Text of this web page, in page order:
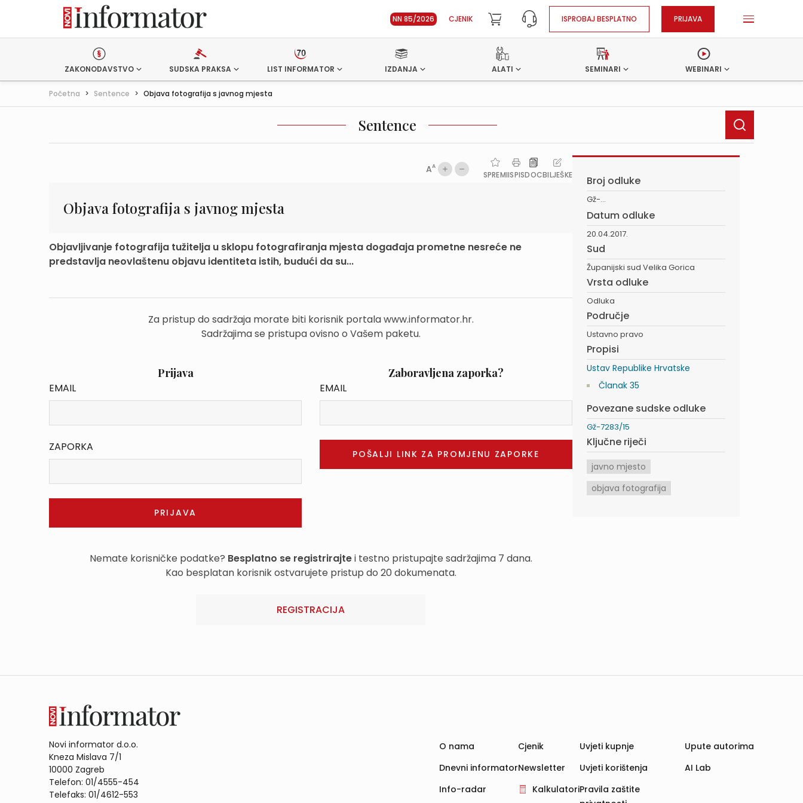
NN 85/2026 CJENIK ISPROBAJ BESPLATNO PRIJAVA
ZAKONODAVSTVO SUDSKA PRAKSA LIST INFORMATOR IZDANJA ALATI SEMINARI WEBINARI
Početna > Sentence > Objava fotografija s javnog mjesta
Sentence
AA
SPREMIISPISDOCBILJEŠKE
Objava fotografija s javnog mjesta
Objavljivanje fotografija tužitelja u sklopu fotografiranja mjesta događaja prometne nesreće ne
predstavlja neovlaštenu objavu identiteta istih, budući da su...
Za pristup do sadržaja morate biti korisnik portala www.informator.hr.
Sadržajima se pristupa ovisno o Vašem paketu.
Prijava
EMAIL
ZAPORKA
Zaboravljena zaporka?
EMAIL
Nemate korisničke podatke? Besplatno se registrirajtei testno pristupajte sadržajima 7 dana.
Kao besplatan korisnik ostvarujete pristup do 20 dokumenata.
REGISTRACIJA
Broj odluke
Gž-...
Datum odluke
20.04.2017.
Sud
Županijski sud Velika Gorica
Vrsta odluke
Odluka
Područje
Ustavno pravo
Propisi
Ustav Republike Hrvatske
Članak 35
Povezane sudske odluke
Gž-7283/15
Ključne riječi
javno mjesto
objava fotografija
Novi informator d.o.o.
Kneza Mislava 7/1
10000 Zagreb
Telefon: 01/4555-454
Telefaks: 01/4612-553
O nama
Dnevni informator
Info-radar
Cjenik
Newsletter
Kalkulatori
Uvjeti kupnje
Uvjeti korištenja
Pravila zaštite
Upute autorima
AI Lab